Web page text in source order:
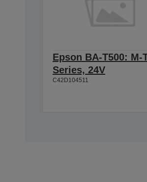
Epson BA-T500: M-
Series, 24V
C42D104511